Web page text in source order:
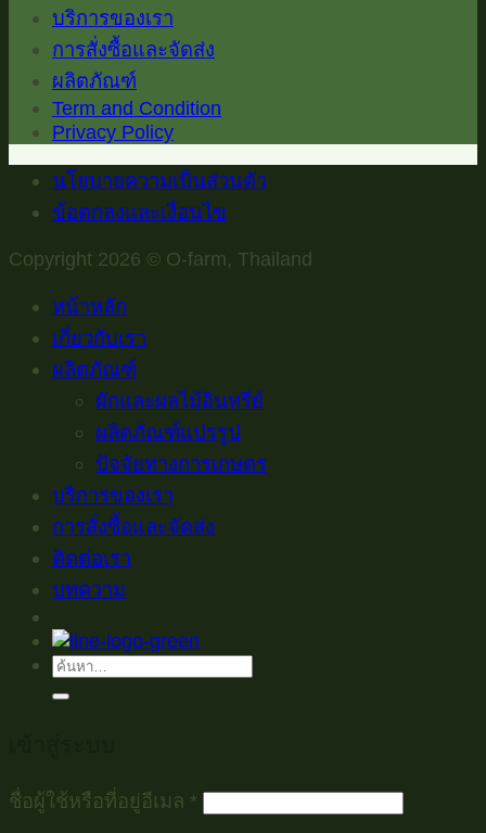
บริการของเรา
การสั่งซื้อและจัดส่ง
ผลิตภัณฑ์
Term and Condition
Privacy Policy
นโยบายความเป็นส่วนตัว
ข้อตกลงและเงื่อนไข
Copyright 2026 © O-farm, Thailand
หน้าหลัก
เกี่ยวกับเรา
ผลิตภัณฑ์
ผักและผลไม้อินทรีย์
ผลิตภัณฑ์แปรรูป
ปัจจัยทางการเกษตร
บริการของเรา
การสั่งซื้อและจัดส่ง
ติดต่อเรา
บทความ
ค้นหา:
ชื่อผู้ใช้หรือที่อยู่อีเมล * ต้องการ